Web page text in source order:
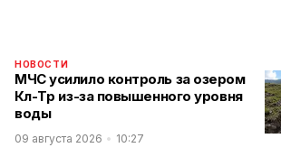
НОВОСТИ
МЧС усилило контроль за озером
Көл-Төр из-за повышенного уровня
воды
09 августа 2026 10:27